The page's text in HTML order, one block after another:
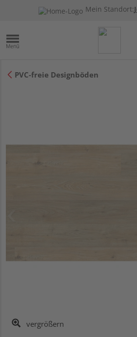
Mein Standort:
PVC-freie Designböden
vergrößern